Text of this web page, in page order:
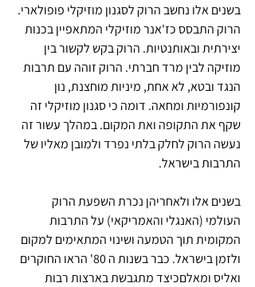
בשנים אלו נחשב הרוק לסגנון מוזיקלי פופולארי.
הרוק התבסס כז'אנר מוזיקלי המתאפיין בכנות
יצירתית ובאותנטיות. הרוק בקש לקשור בין
מוזיקה לבין מרד חברתי. הרוק זוהה עם תרבות
הנגד ובטא, לא אחת, מיניות מוחצנת, נון
קונפורמיות ומחאה. דומה כי סגנון מוזיקלי זה
שקף את התקופה ואת המקום. במהלך עשור זה
נעשה הרוק לחלק בלתי נפרד ולמובן מאליו של
התרבות בישראל.
בשנים אלו ולאחריהן נכרת השפעת הרוק
העולמי (האנגלי והאמריקאי) על התרבות
המקומית תוך הטמעה ושינוי המתאימים למקום
ולזמן בישראל. כבר בשנות ה 80' הראו החוקרים
ואליס ומאלםכיצד מתגבשת בארצות רבות